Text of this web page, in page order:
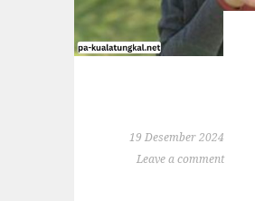
19 Desember 2024
Leave a comment